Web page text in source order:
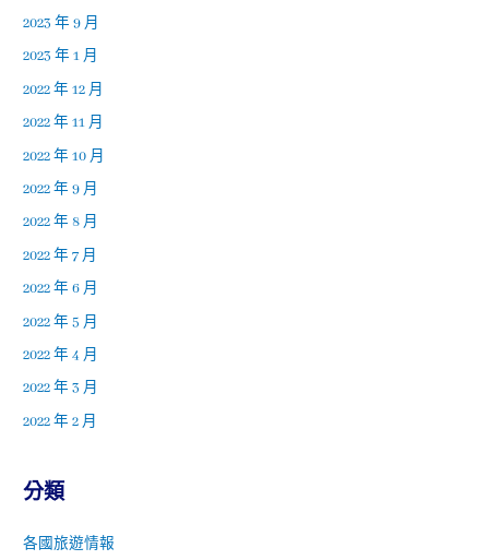
2023 年 9 月
2023 年 1 月
2022 年 12 月
2022 年 11 月
2022 年 10 月
2022 年 9 月
2022 年 8 月
2022 年 7 月
2022 年 6 月
2022 年 5 月
2022 年 4 月
2022 年 3 月
2022 年 2 月
分類
各國旅遊情報